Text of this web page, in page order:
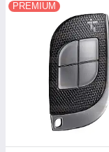
PREMIUM